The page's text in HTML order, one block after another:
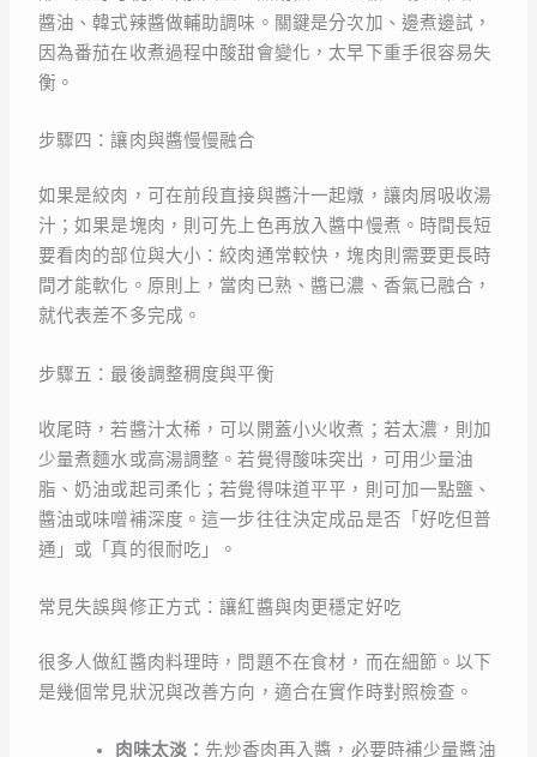
醬油、韓式辣醬做輔助調味。關鍵是分次加、邊煮邊試，
因為番茄在收煮過程中酸甜會變化，太早下重手很容易失
衡。
步驟四：讓肉與醬慢慢融合
如果是絞肉，可在前段直接與醬汁一起燉，讓肉屑吸收湯
汁；如果是塊肉，則可先上色再放入醬中慢煮。時間長短
要看肉的部位與大小：絞肉通常較快，塊肉則需要更長時
間才能軟化。原則上，當肉已熟、醬已濃、香氣已融合，
就代表差不多完成。
步驟五：最後調整稠度與平衡
收尾時，若醬汁太稀，可以開蓋小火收煮；若太濃，則加
少量煮麵水或高湯調整。若覺得酸味突出，可用少量油
脂、奶油或起司柔化；若覺得味道平平，則可加一點鹽、
醬油或味噌補深度。這一步往往決定成品是否「好吃但普
通」或「真的很耐吃」。
常見失誤與修正方式：讓紅醬與肉更穩定好吃
很多人做紅醬肉料理時，問題不在食材，而在細節。以下
是幾個常見狀況與改善方向，適合在實作時對照檢查。
肉味太淡： 先炒香肉再入醬，必要時補少量醬油